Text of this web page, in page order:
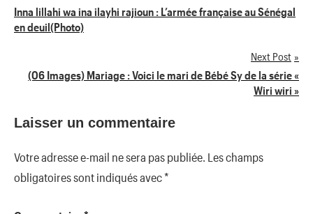
Navigation
de
Inna lillahi wa ina ilayhi rajioun : L’armée française au Sénégal
en deuil(Photo)
Next Post
(06 Images) Mariage : Voici le mari de Bébé Sy de la série «
Wiri wiri »
Laisser un commentaire
Votre adresse e-mail ne sera pas publiée. Les champs
obligatoires sont indiqués avec*